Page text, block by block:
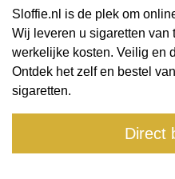
Sloffie.nl is de plek om
Wij leveren u sigaretten van
werkelijke kosten. Veilig en
Ontdek het zelf en bestel
sigaretten.
Direct